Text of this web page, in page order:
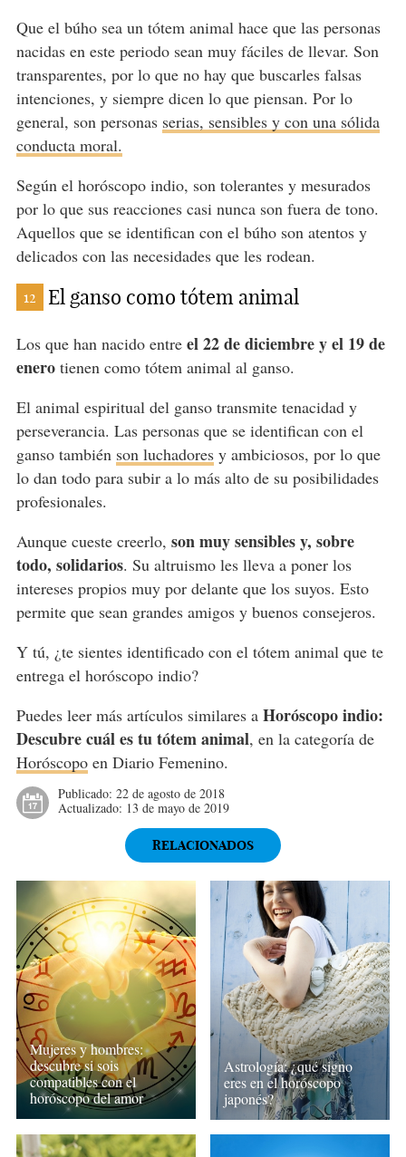
Que el búho sea un tótem animal hace que las personas
nacidas en este periodo sean muy fáciles de llevar. Son
transparentes, por lo que no hay que buscarles falsas
intenciones, y siempre dicen lo que piensan. Por lo
general, son personas serias, sensibles y con una sólida
conducta moral.
Según el horóscopo indio, son tolerantes y mesurados
por lo que sus reacciones casi nunca son fuera de tono.
Aquellos que se identifican con el búho son atentos y
delicados con las necesidades que les rodean.
12 El ganso como tótem animal
Los que han nacido entre el 22 de diciembre y el 19 de
enerotienen como tótem animal al ganso.
El animal espiritual del ganso transmite tenacidad y
perseverancia. Las personas que se identifican con el
ganso también son luchadoresy ambiciosos, por lo que
lo dan todo para subir a lo más alto de su posibilidades
profesionales.
Aunque cueste creerlo, son muy sensibles y, sobre
todo, solidarios. Su altruismo les lleva a poner los
intereses propios muy por delante que los suyos. Esto
permite que sean grandes amigos y buenos consejeros.
Y tú, ¿te sientes identificado con el tótem animal que te
entrega el horóscopo indio?
Puedes leer más artículos similares a Horóscopo indio:
Descubre cuál es tu tótem animal, en la categoría de
Horóscopoen Diario Femenino.
Publicado: 22 de agosto de 2018
Actualizado: 13 de mayo de 2019
RELACIONADOS
Mujeres y hombres:
descubre si sois
compatibles con el
horóscopo del amor
Astrología: ¿qué signo
eres en el horóscopo
japonés?